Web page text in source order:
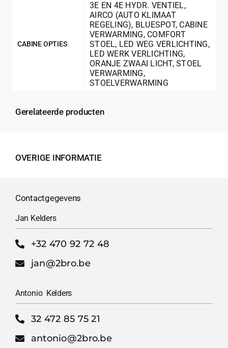
CABINE OPTIES
3E EN 4E HYDR. VENTIEL,
AIRCO (AUTO KLIMAAT
REGELING), BLUESPOT, CABINE
VERWARMING, COMFORT
STOEL, LED WEG VERLICHTING,
LED WERK VERLICHTING,
ORANJE ZWAAI LICHT,STOEL
VERWARMING,
STOELVERWARMING
Gerelateerde producten
OVERIGE INFORMATIE
Contactgegevens
Jan Kelders
+32 470 92 72 48
jan@2bro.be
Antonio Kelders
32 472 85 75 21
antonio@2bro.be